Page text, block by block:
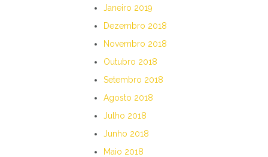
Janeiro 2019
Dezembro 2018
Novembro 2018
Outubro 2018
Setembro 2018
Agosto 2018
Julho 2018
Junho 2018
Maio 2018